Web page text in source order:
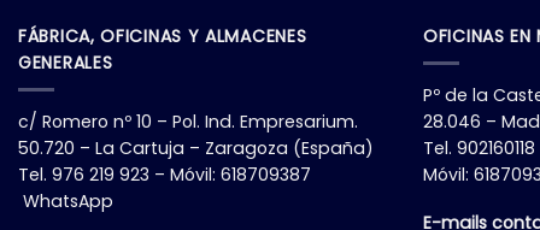
FÁBRICA, OFICINAS Y ALMACENES
GENERALES
c/ Romero nº 10 – Pol. Ind. Empresarium.
50.720 – La Cartuja – Zaragoza (España)
Tel. 976 219 923 – Móvil: 618709387
WhatsApp
OFICINAS EN
Pº de la
28.046 –
Tel.
Móvil:
E-mails